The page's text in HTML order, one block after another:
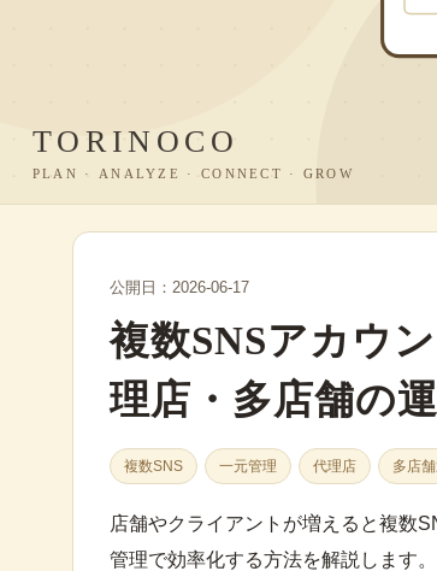
公開日：2026-06-17
複数SNSアカウ
理店・多店舗の
複数SNS 一元管理 代理店 多店
店舗やクライアントが増えると複数
管理で効率化する方法を解説します。